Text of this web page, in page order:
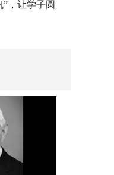
”，让学子圆